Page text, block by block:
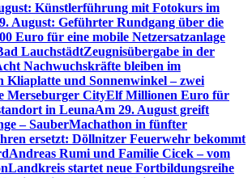
Künstlerführung mit Fotokurs im
9. August: Geführter Rundgang über die
Euro für eine mobile Netzersatzanlage
LauchstädtZeugnisübergabe in der
Nachwuchskräfte bleiben im
Kliaplatte und Sonnenwinkel – zwei
Merseburger CityElf Millionen Euro für
in LeunaAm 29. August greift
– SauberMachathon in fünfter
ersetzt: Döllnitzer Feuerwehr bekommt
Andreas Rumi und Familie Cicek – vom
Landkreis startet neue Fortbildungsreihe